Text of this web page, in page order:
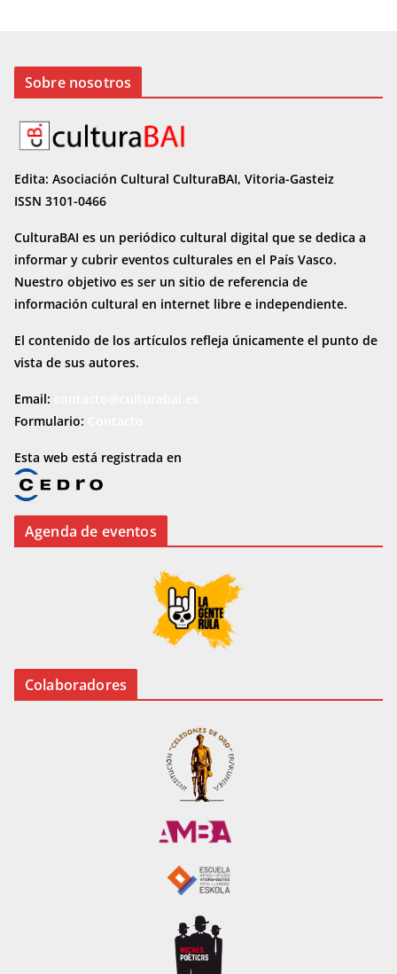
Sobre nosotros
Edita: Asociación Cultural CulturaBAI, Vitoria-Gasteiz
ISSN 3101-0466
CulturaBAI es un periódico cultural digital que se dedica a
informar y cubrir eventos culturales en el País Vasco.
Nuestro objetivo es ser un sitio de referencia de
información cultural en internet libre e independiente.
El contenido de los artículos refleja únicamente el punto de
vista de sus autores.
Email:
Formulario:
Esta web está registrada en
Agenda de eventos
Colaboradores